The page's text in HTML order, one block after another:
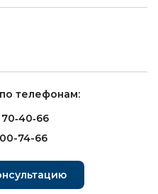
телефонам:
74-66